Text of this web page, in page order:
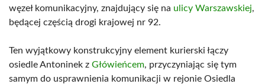
węzeł komunikacyjny, znajdujący się na ulicy Warszawskiej,
będącej częścią drogi krajowej nr 92.
Ten wyjątkowy konstrukcyjny element kurierski łączy
osiedle Antoninek z Główieńcem, przyczyniając się tym
samym do usprawnienia komunikacji w rejonie Osiedla